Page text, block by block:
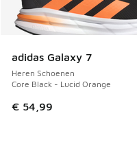
adidas Galaxy 7
Heren Schoenen
Core Black - Lucid Orange
€ 54,99